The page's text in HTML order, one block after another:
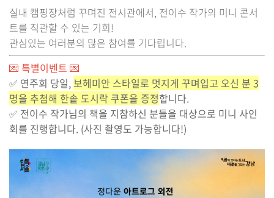
실내 캠핑장처럼 꾸며진 전시관에서, 전이수 작가의 미니 콘서
트를 직관할 수 있는 기회!
관심있는 여러분의 많은 참여를 기다립니다.
💌 특별이벤트 💌
✅ 연주회 당일, 보헤미안 스타일로 멋지게 꾸며입고 오신 분 3
명을 추첨해 한솥 도시락 쿠폰을 증정합니다.
✅ 전이수 작가님의 책을 지참하신 분들을 대상으로 미니 사인
회를 진행합니다. (사진 촬영도 가능합니다!)